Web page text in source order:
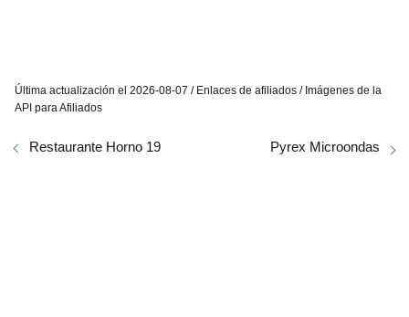
Última actualización el 2026-08-07 / Enlaces de afiliados / Imágenes de la
API para Afiliados
Restaurante Horno 19 Pyrex Microondas